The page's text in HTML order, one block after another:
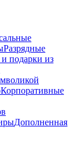
Разрядные
подарки из
Корпоративные
Дополненная